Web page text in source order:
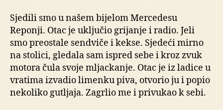
Sjedili smo u našem bijelom Mercedesu
Reponji. Otac je uključio grijanje i radio. Jeli
smo preostale sendviče i kekse. Sjedeći mirno
na stolici, gledala sam ispred sebe i kroz zvuk
motora čula svoje mljackanje. Otac je iz ladice u
vratima izvadio limenku piva, otvorio ju i popio
nekoliko gutljaja. Zagrlio me i privukao k sebi.